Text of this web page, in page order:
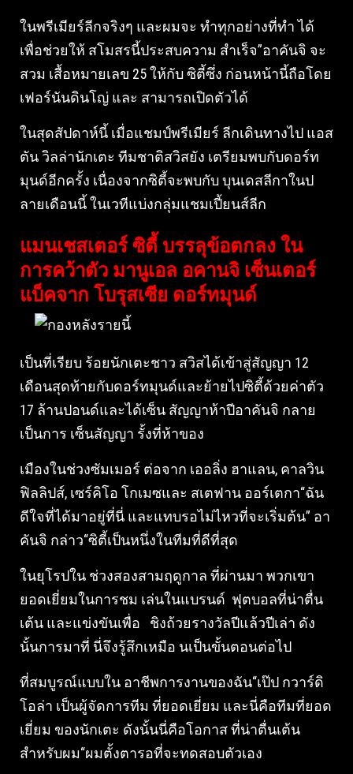
ในพรีเมียร์ลีกจริงๆ และผมจะ ทำทุกอย่างที่ทำ ได้
เพื่อช่วยให้ สโมสรนี้ประสบความ สำเร็จ”อาคันจิ จะ
สวม เสื้อหมายเลข 25 ให้กับ ซิตี้ซึ่ง ก่อนหน้านี้ถือโดย
เฟอร์นันดินโญ่ และ สามารถเปิดตัวได้
ในสุดสัปดาห์นี้ เมื่อแชมป์พรีเมียร์ ลีกเดินทางไป แอส
ตัน วิลล่านักเตะ ทีมชาติสวิสยัง เตรียมพบกับดอร์ท
มุนด์อีกครั้ง เนื่องจากซิตี้จะพบกับ บุนเดสลีกาในป
ลายเดือนนี้ ในเวทีแบ่งกลุ่มแชมเปี้ยนส์ลีก
แมนเชสเตอร์ ซิตี้ บรรลุข้อตกลง ใน
การคว้าตัว มานูเอล อคานจิ เซ็นเตอร์
แบ็คจาก โบรุสเซีย ดอร์ทมุนด์
เป็นที่เรียบ ร้อยนักเตะชาว สวิสได้เข้าสู่สัญญา 12
เดือนสุดท้ายกับดอร์ทมุนด์และย้ายไปซิตี้ด้วยค่าตัว
17 ล้านปอนด์และได้เซ็น สัญญาห้าปีอาคันจิ กลาย
เป็นการ เซ็นสัญญา รั้งที่ห้าของ
เมืองในช่วงซัมเมอร์ ต่อจาก เออลิ่ง ฮาแลน, คาลวิน
ฟิลลิปส์, เซร์คิโอ โกเมซและ สเตฟาน ออร์เตกา“ฉัน
ดีใจที่ได้มาอยู่ที่นี่ และแทบรอไม่ไหวที่จะเริ่มต้น” อา
คันจิ กล่าว“ซิตี้เป็นหนึ่งในทีมที่ดีที่สุด
ในยุโรปใน ช่วงสองสามฤดูกาล ที่ผ่านมา พวกเขา
ยอดเยี่ยมในการชม เล่นในแบรนด์ ฟุตบอลที่น่าตื่น
เต้น และแข่งขันเพื่อ ชิงถ้วยรางวัลปีแล้วปีเล่า ดัง
นั้นการมาที่ นี่จึงรู้สึกเหมือ นเป็นขั้นตอนต่อไป
ที่สมบูรณ์แบบใน อาชีพการงานของฉัน“เป๊ป กวาร์ดิ
โอล่า เป็นผู้จัดการทีม ที่ยอดเยี่ยม และนี่คือทีมที่ยอด
เยี่ยม ของนักเตะ ดังนั้นนี่คือโอกาส ที่น่าตื่นเต้น
สำหรับผม“ผมตั้งตารอที่จะทดสอบตัวเอง